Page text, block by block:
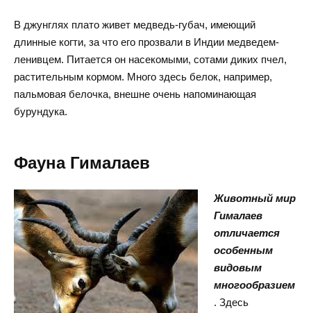
В джунглях плато живет медведь-губач, имеющий
длинные когти, за что его прозвали в Индии медведем-
ленивцем. Питается он насекомыми, сотами диких пчел,
растительным кормом. Много здесь белок, например,
пальмовая белочка, внешне очень напоминающая
бурундука.
Фауна Гималаев
Животныймир
Гималаев
отличается
особенным
видовым
многообразием
. Здесь